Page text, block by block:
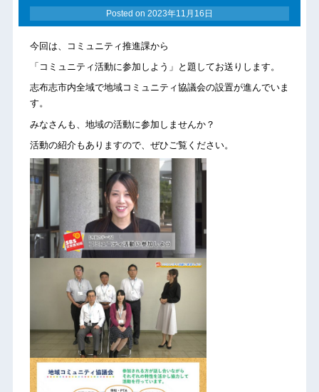
Posted on 2023年11月16日
今回は、コミュニティ推進課から
「コミュニティ活動に参加しよう」と題してお送りします。
志布志市内全域で地域コミュニティ協議会の設置が進んでいま
す。
みなさんも、地域の活動に参加しませんか？
活動の紹介もありますので、ぜひご覧ください。